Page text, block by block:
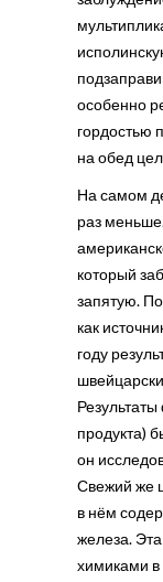
особенно
гордостью
на обед
На самом
раз
который
запятую.
как
году
продукта)
он
Свежий же
в нём
железа.
химиками в